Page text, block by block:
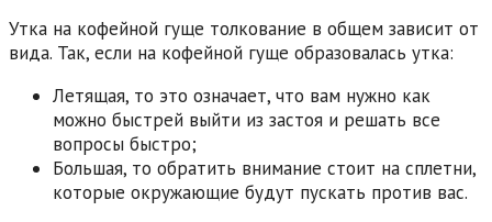
Утка на кофейной гуще толкование в общем зависит от
вида. Так, если на кофейной гуще образовалась утка:
Летящая, то это означает, что вам нужно как
можно быстрей выйти из застоя и решать все
вопросы быстро;
Большая, то обратить внимание стоит на сплетни,
которые окружающие будут пускать против вас.